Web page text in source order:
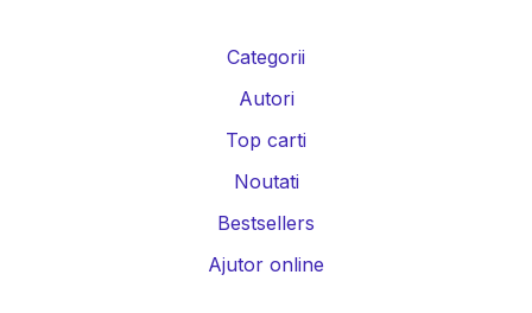
Categorii
Autori
Top carti
Noutati
Bestsellers
Ajutor online